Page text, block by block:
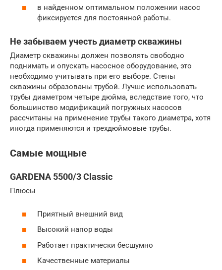
в найденном оптимальном положении насос
фиксируется для постоянной работы.
Не забываем учесть диаметр скважины
Диаметр скважины должен позволять свободно
поднимать и опускать насосное оборудование, это
необходимо учитывать при его выборе. Стены
скважины образованы трубой. Лучше использовать
трубы диаметром четыре дюйма, вследствие того, что
большинство модификаций погружных насосов
рассчитаны на применение трубы такого диаметра, хотя
иногда применяются и трехдюймовые трубы.
Самые мощные
GARDENA 5500/3 Classic
Плюсы
Приятный внешний вид
Высокий напор воды
Работает практически бесшумно
Качественные материалы